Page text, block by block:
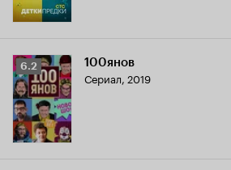
Рейтинг
Кинопоиска
6.2
6.2 100янов
Сериал, 2019